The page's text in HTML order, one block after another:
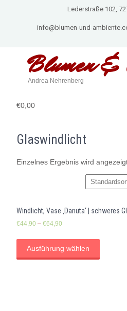
Lederstraße 102,
info@blumen-und-
Blumen &
Andrea Nehrenberg
€0,00
Glaswindlicht
Einzelnes Ergebnis wird
Windlicht, Vase ‚Danuta‘ | schweres
€44,90 – €64,90
Ausführung wählen